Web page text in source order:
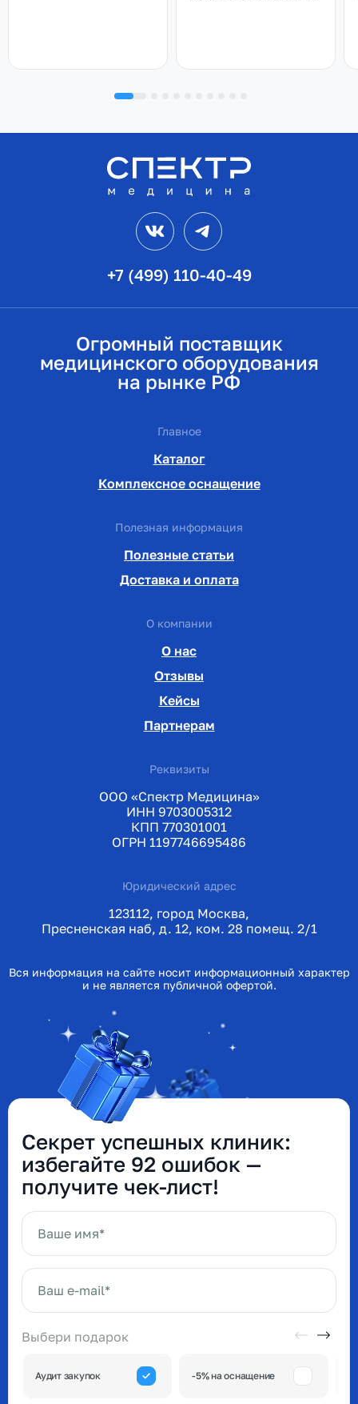
+7 (499) 110-40-49
VK
Огромный поставщик
медицинского оборудования
на рынке РФ
Главное
Каталог
Комплексное оснащение
Полезная информация
Полезные статьи
Доставка и оплата
О компании
О нас
Отзывы
Кейсы
Партнерам
Реквизиты
ООО «Спектр Медицина»
ИНН 9703005312
КПП 770301001
ОГРН 1197746695486
Юридический адрес
123112, город Москва,
Пресненская наб, д. 12, ком. 28 помещ. 2/1
Вся информация на сайте носит информационный характер
и не является публичной офертой.
Секрет успешных клиник:
избегайте 92 ошибок —
получите чек-лист!
Выбери подарок
Аудит закупок -5% на оснащение